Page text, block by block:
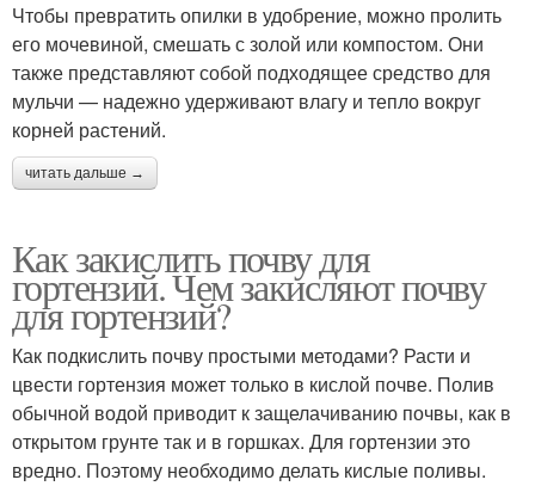
Чтобы превратить опилки в удобрение, можно пролить
его мочевиной, смешать с золой или компостом. Они
также представляют собой подходящее средство для
мульчи — надежно удерживают влагу и тепло вокруг
корней растений.
читать дальше →
Как закислить почву для
гортензий. Чем закисляют почву
для гортензий?
Как подкислить почву простыми методами? Расти и
цвести гортензия может только в кислой почве. Полив
обычной водой приводит к защелачиванию почвы, как в
открытом грунте так и в горшках. Для гортензии это
вредно. Поэтому необходимо делать кислые поливы.